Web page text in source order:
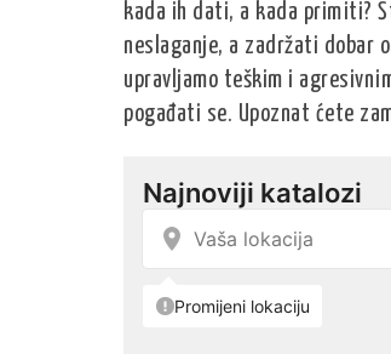
kada ih dati, a kada primiti?
neslaganje, a zadržati dobar
upravljamo teškim i
pogađati se. Upoznat ćete